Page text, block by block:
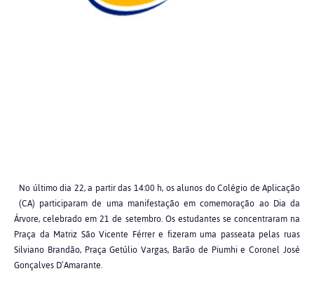
No último dia 22, a partir das 14:00 h, os alunos do Colégio de Aplicação
(CA) participaram de uma manifestação em comemoração ao Dia da
Árvore, celebrado em 21 de setembro. Os estudantes se concentraram na
Praça da Matriz São Vicente Férrer e fizeram uma passeata pelas ruas
Silviano Brandão, Praça Getúlio Vargas, Barão de Piumhi e Coronel José
Gonçalves D’Amarante.